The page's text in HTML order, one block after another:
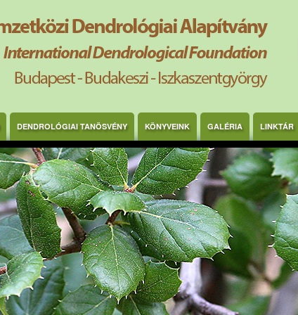
DENDROLÓGIAI TANÖSVÉNY KÖNYVEINK GALÉRIA LINKTÁR